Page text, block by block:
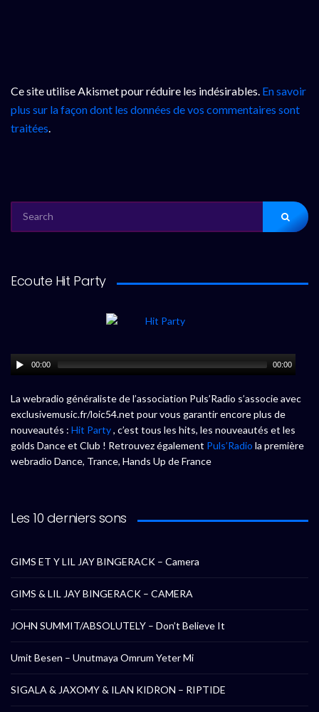
Ce site utilise Akismet pour réduire les indésirables. En savoir
plus sur la façon dont les données de vos commentaires sont
traitées.
FOR:
Ecoute Hit Party
00:00 00:00
La webradio généraliste de l’association Puls’Radio s’associe avec
exclusivemusic.fr/loic54.net pour vous garantir encore plus de
nouveautés : Hit Party, c’est tous les hits, les nouveautés et les
golds Dance et Club ! Retrouvez également Puls’Radio la première
webradio Dance, Trance, Hands Up de France
Les 10 derniers sons
GIMS ET Y LIL JAY BINGERACK – Camera
GIMS & LIL JAY BINGERACK – CAMERA
JOHN SUMMIT/ABSOLUTELY – Don’t Believe It
Umit Besen – Unutmaya Omrum Yeter Mi
SIGALA & JAXOMY & ILAN KIDRON – RIPTIDE